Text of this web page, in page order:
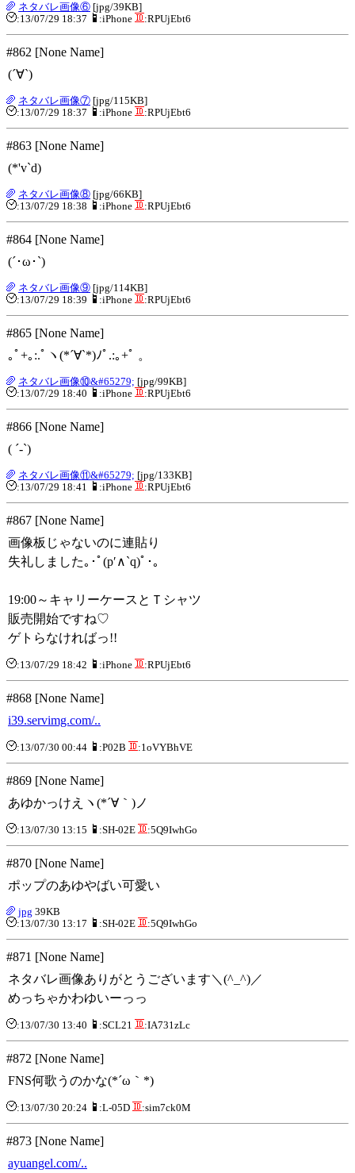
ネタバレ画像⑥ [jpg/39KB]
:13/07/29 18:37
:iPhone :RPUjEbt6
#862 [None Name]
(´∀`)
ネタバレ画像⑦ [jpg/115KB]
:13/07/29 18:37
:iPhone :RPUjEbt6
#863 [None Name]
(*'v`d)
ネタバレ画像⑧ [jpg/66KB]
:13/07/29 18:38
:iPhone :RPUjEbt6
#864 [None Name]
(´･ω･`)
ネタバレ画像⑨ [jpg/114KB]
:13/07/29 18:39
:iPhone :RPUjEbt6
#865 [None Name]
｡ﾟ+｡:.ﾟヽ(*´∀`*)ﾉﾟ.:｡+ﾟ 。
ネタバレ画像⑩&#65279; [jpg/99KB]
:13/07/29 18:40
:iPhone :RPUjEbt6
#866 [None Name]
( ´-`)
ネタバレ画像⑪&#65279; [jpg/133KB]
:13/07/29 18:41
:iPhone :RPUjEbt6
#867 [None Name]
画像板じゃないのに連貼り
失礼しました｡･ﾟ(p′∧`q)ﾟ･｡
19:00～キャリーケースとＴシャツ
販売開始ですね♡
ゲトらなければっ!!
:13/07/29 18:42 :iPhone :RPUjEbt6
#868 [None Name]
i39.servimg.com/..
:13/07/30 00:44 :P02B :1oVYBhVE
#869 [None Name]
あゆかっけえヽ(*´∀｀)ノ
:13/07/30 13:15 :SH-02E :5Q9IwhGo
#870 [None Name]
ポップのあゆやばい可愛い
jpg 39KB
:13/07/30 13:17
:SH-02E :5Q9IwhGo
#871 [None Name]
ネタバレ画像ありがとうございます＼(^_^)／
めっちゃかわゆいーっっ
:13/07/30 13:40 :SCL21 :IA731zLc
#872 [None Name]
FNS何歌うのかな(*´ω｀*)
:13/07/30 20:24 :L-05D :sim7ck0M
#873 [None Name]
ayuangel.com/..